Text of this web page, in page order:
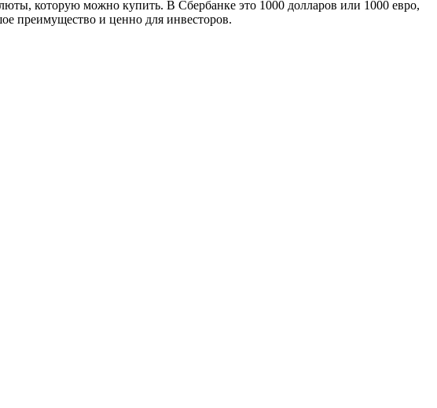
которую можно купить. В Сбербанке это 1000 долларов или 1000 евро,
преимущество и ценно для инвесторов.